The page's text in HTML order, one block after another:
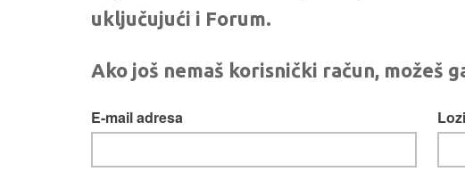
uključujući i Forum.
Ako još nemaš korisnički račun, možeš
E-mail adresa